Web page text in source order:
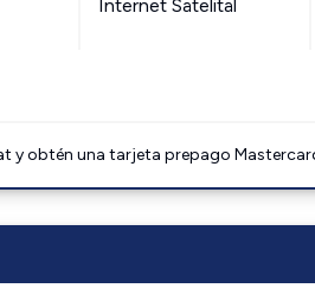
Internet Satelital
y obtén una tarjeta prepago